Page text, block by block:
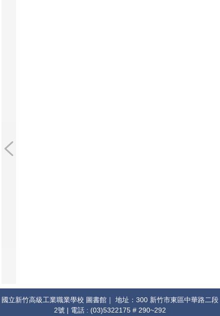
國立新竹高級工業職業學校 圖書館｜ 地址：300 新竹市東區中華路二段
2號 | 電話 : (03)5322175 # 290~292